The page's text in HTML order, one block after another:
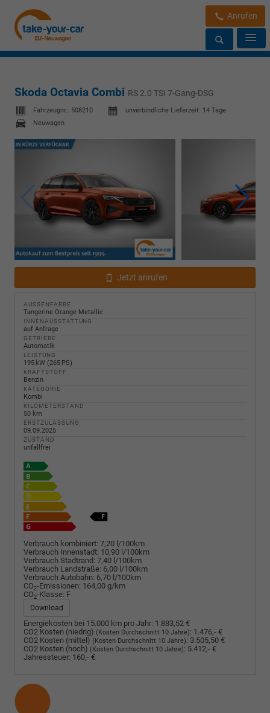
Anrufen
Skoda Octavia Combi RS 2.0 TSI 7-Gang-DSG
Fahrzeugnr.: 508210 unverbindliche Lieferzeit: 14 Tage
Neuwagen
Jetzt anrufen
AUSSENFARBE
Tangerine Orange Metallic
INNENAUSSTATTUNG
auf Anfrage
GETRIEBE
Automatik
LEISTUNG
195 kW (265 PS)
KRAFTSTOFF
Benzin
KATEGORIE
Kombi
KILOMETERSTAND
50 km
ERSTZULASSUNG
09.09.2025
ZUSTAND
unfallfrei
Verbrauch kombiniert: 7,20 l/100km
Verbrauch Innenstadt: 10,90 l/100km
Verbrauch Stadtrand: 7,40 l/100km
Verbrauch Landstraße: 6,00 l/100km
Verbrauch Autobahn: 6,70 l/100km
CO2-Emissionen: 164,00 g/km
CO2-Klasse: F
Download
Energiekosten bei 15.000 km pro Jahr: 1.883,52 €
CO2 Kosten (niedrig) (Kosten Durchschnitt 10 Jahre): 1.476,- €
CO2 Kosten (mittel) (Kosten Durchschnitt 10 Jahre): 3.505,50 €
CO2 Kosten (hoch) (Kosten Durchschnitt 10 Jahre): 5.412,- €
Jahressteuer: 160,- €